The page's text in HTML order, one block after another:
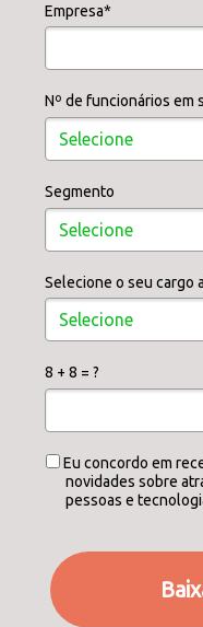
Empresa*
Nº de funcionários em
Segmento
Selecione o seu cargo
8 + 8 = ?
Eu concordo em
novidades sobre
pessoas e